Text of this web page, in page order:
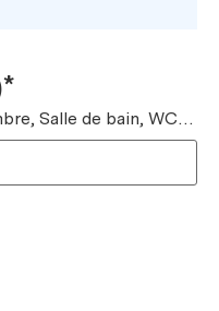
Salle de bain, WC…